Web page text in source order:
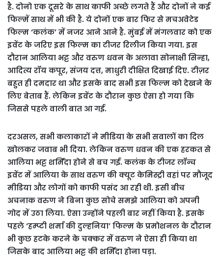
है. दोनो एक दूसरे के साथ काफी अच्छे लगते हैं और दोनों ने कई
फिल्में साथ में भी की है. ये दोनों एक बार फिर से मचअवेटेड
फिल्म ‘कलंक’ में नजर आने आने है. मुंबई में मंगलवार को एक
इवेंट के जरिए इस फिल्म का टीजर रिलीज किया गया. इस
दौरान आलिया भट्ट और वरुण धवन के अलावा सोनाक्षी सिन्हा,
आदित्य रॉय कपूर, संजय दत्त, माधुरी दीक्षित दिखाई दिए. टीज़र
बहुत ही दमदार था और इसके बाद सभी इस फिल्म को देखने के
लिए बेताब हैं. लेकिन इवेंट के दौरान कुछ ऐसा हो गया कि
जिससे पहले वाली बात आ गई.
दरअसल, सभी कलाकारों ने मीडिया के सभी सवालों का दिल
खोलकर जवाब भी दिया. लेकिन वरुण धवन की एक हरकत से
आलिया भट्ट शर्मिंदा होने से बच गई. कलंक के टीजर लॉन्च
इवेंट में आलिया के साथ वरुण की क्यूट केमिस्ट्री वहां पर मौजूद
मीडिया और लोगों को काफी पसंद आ रही थी. इसी बीच
अचनाक वरुण ने बिना कुछ सोचे समझे आलिया को अपनी
गोद में उठा लिया. ऐसा उन्होंने पहली बार नहीं किया है. इसके
पहले ‘हम्प्टी शर्मा की दुल्हनिया’ फिल्म के प्रमोशनल के दौरान
भी कुछ हटके करने के चक्कर में वरुण ने ऐसा ही किया था
जिसके बाद आलिया भट्ट की शर्मिंदा होना पड़ा.